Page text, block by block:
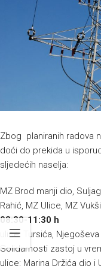
Zbog planiranih radova
doći do prekida u
sljedećih naselja:
MZ Brod manji dio,
Rahić, MZ Ulice, MZ
08:30-11:30 h
ulice: Tursića,
Solidarnosti zastoj u
ulice: Marina Držića dio